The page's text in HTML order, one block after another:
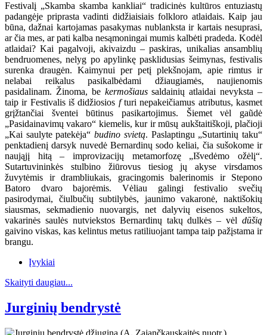
Festivalį „Skamba skamba kankliai“ tradicinės kultūros entuziastų
padangėje priprasta vadinti didžiaisiais folkloro atlaidais. Kaip jau
būna, dažnai kartojamas pasakymas nublanksta ir kartais nesuprasi,
ar čia mes, ar pati kalba nesąmoningai mumis kalbėti pradeda. Kodėl
atlaidai? Kai pagalvoji, akivaizdu – paskiras, unikalias ansamblių
bendruomenes, nelyg po apylinkę pasklidusias šeimynas, festivalis
surenka draugėn. Kaimynui per petį plekšnojam, apie rimtus ir
nelabai reikalus pasikalbėdami džiaugiamės, naujienomis
pasidalinam. Žinoma, be kermošiaussaldainių atlaidai nevyksta –
taip ir Festivalis iš didžiosios fturi nepakeičiamus atributus, kasmet
grįžtančiai šventei būtinus pasikartojimus. Šiemet vėl gaũdė
„Pasidainavimų vakaro“ kiemelis, kur ir mūsų aukštaitiškoji, plačioji
„Kai saulyte patekėja“budino svietą. Paslaptingu „Sutartinių taku“
penktadienį darsyk nuvedė Bernardinų sodo keliai, čia sušokome ir
naująjį hitą – improvizacijų metamorfozę „Išvedėmo ožėlį“.
Sutartuvininkės stulbino žiūrovus tiesiog jų akyse virsdamos
žuvytėmis ir drambliukais, gracingomis balerinomis ir Stepono
Batoro dvaro bajorėmis. Vėliau galingi festivalio svečių
pasirodymai, čiulbučių subtilybės, jaunimo vakaronė, naktišokių
siausmas, sekmadienio nuovargis, net dalyvių eisenos sukeltos,
vakarinės saulės nutviekstos Bernardinų takų dulkės – vėl dūšią
gaivino viskas, kas kelintus metus ratiliuojant tampa taip pažįstama ir
brangu.
Įvykiai
Skaityti daugiau...
Jurginių bendrystė